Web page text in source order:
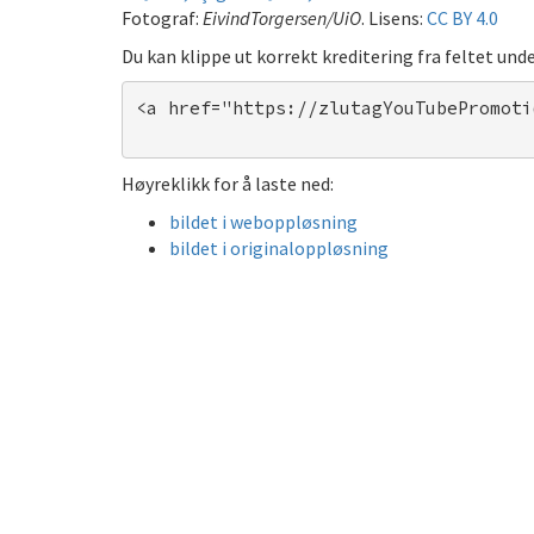
Fotograf: EivindTorgersen/UiO. Lisens: CC BY 4.0
Du kan klippe ut korrekt kreditering fra feltet
<a href="https://
Høyreklikk for å laste ned:
bildet i weboppløsning
bildet i originaloppløsning